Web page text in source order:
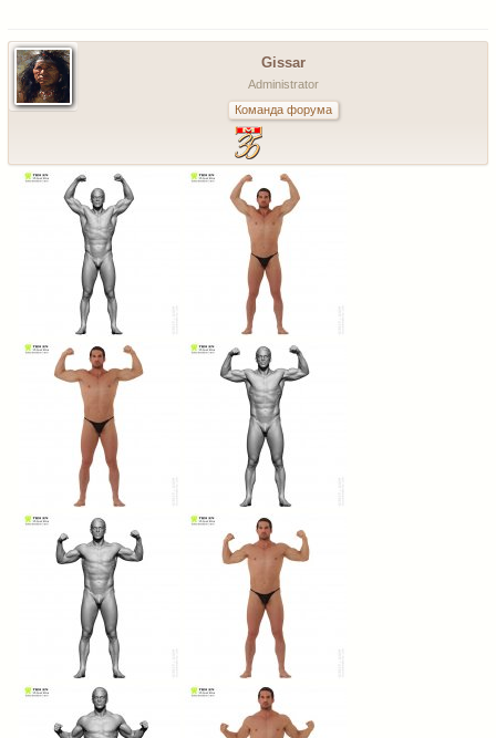
Gissar
Administrator
Команда форума